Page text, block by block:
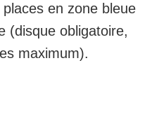
en zone bleue
(disque obligatoire,
maximum).